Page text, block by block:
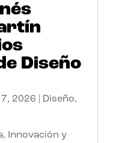
Diseño
2026 Diseño,
Innovación y